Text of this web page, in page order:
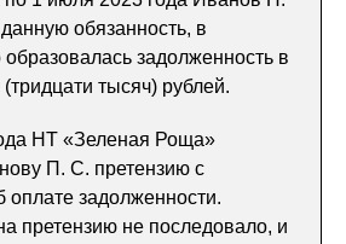
обязанность, в
образовалась задолженность в
тысяч) рублей.
НТ «Зеленая Роща»
П. С. претензию с
оплате задолженности.
претензию не последовало, и